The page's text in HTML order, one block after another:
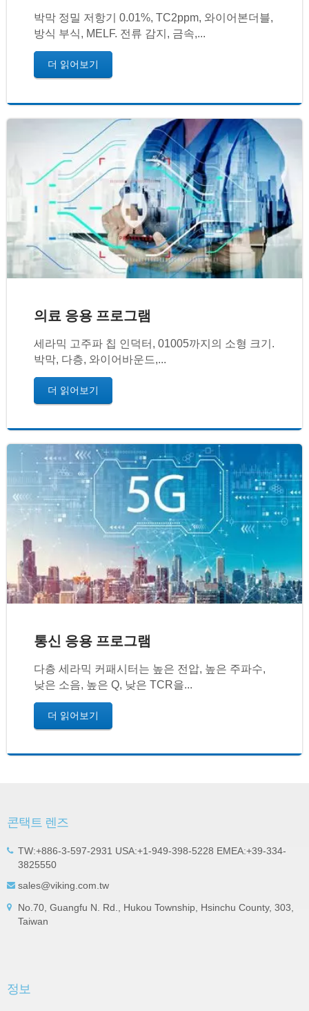
박막 정밀 저항기 0.01%, TC2ppm, 와이어본더블,
방식 부식, MELF. 전류 감지, 금속,...
더 읽어보기
의료 응용 프로그램
세라믹 고주파 칩 인덕터, 01005까지의 소형 크기.
박막, 다층, 와이어바운드,...
더 읽어보기
통신 응용 프로그램
다층 세라믹 커패시터는 높은 전압, 높은 주파수,
낮은 소음, 높은 Q, 낮은 TCR을...
더 읽어보기
콘택트 렌즈
TW:+886-3-597-2931 USA:+1-949-398-5228 EMEA:+39-334-
3825550
sales@viking.com.tw
No.70, Guangfu N. Rd., Hukou Township, Hsinchu County, 303,
Taiwan
정보